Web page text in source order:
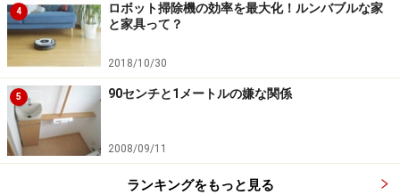
4
ロボット掃除機の効率を最大化！ルンバブルな家
と家具って？
2018/10/30
5 90センチと1メートルの嫌な関係
2008/09/11
ランキングをもっと見る